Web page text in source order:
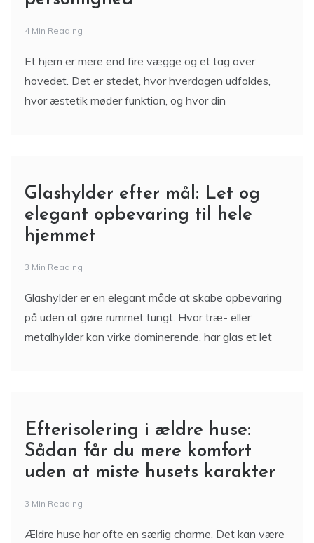
4 Min Reading
Et hjem er mere end fire vægge og et tag over
hovedet. Det er stedet, hvor hverdagen udfoldes,
hvor æstetik møder funktion, og hvor din
Glashylder efter mål: Let og
elegant opbevaring til hele
hjemmet
3 Min Reading
Glashylder er en elegant måde at skabe opbevaring
på uden at gøre rummet tungt. Hvor træ- eller
metalhylder kan virke dominerende, har glas et let
Efterisolering i ældre huse:
Sådan får du mere komfort
uden at miste husets karakter
3 Min Reading
Ældre huse har ofte en særlig charme. Det kan være